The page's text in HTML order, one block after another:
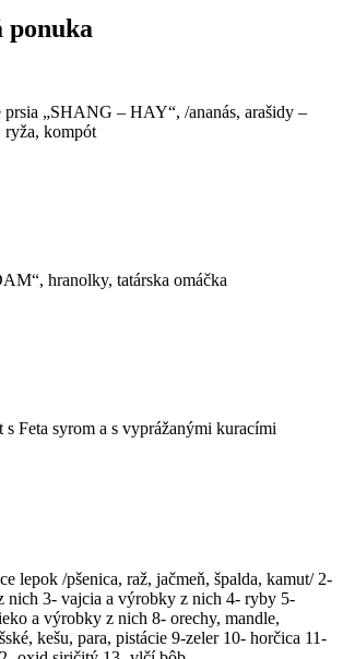
ponuka
„SHANG – HAY“, /ananás, arašidy –
ryža, kompót
hranolky, tatárska omáčka
Feta syrom a s vyprážanými kuracími
lepok /pšenica, raž, jačmeň, špalda, kamut/ 2-
nich 3- vajcia a výrobky z nich 4- ryby 5-
a výrobky z nich 8- orechy, mandle,
kešu, para, pistácie 9-zeler 10- horčica 11-